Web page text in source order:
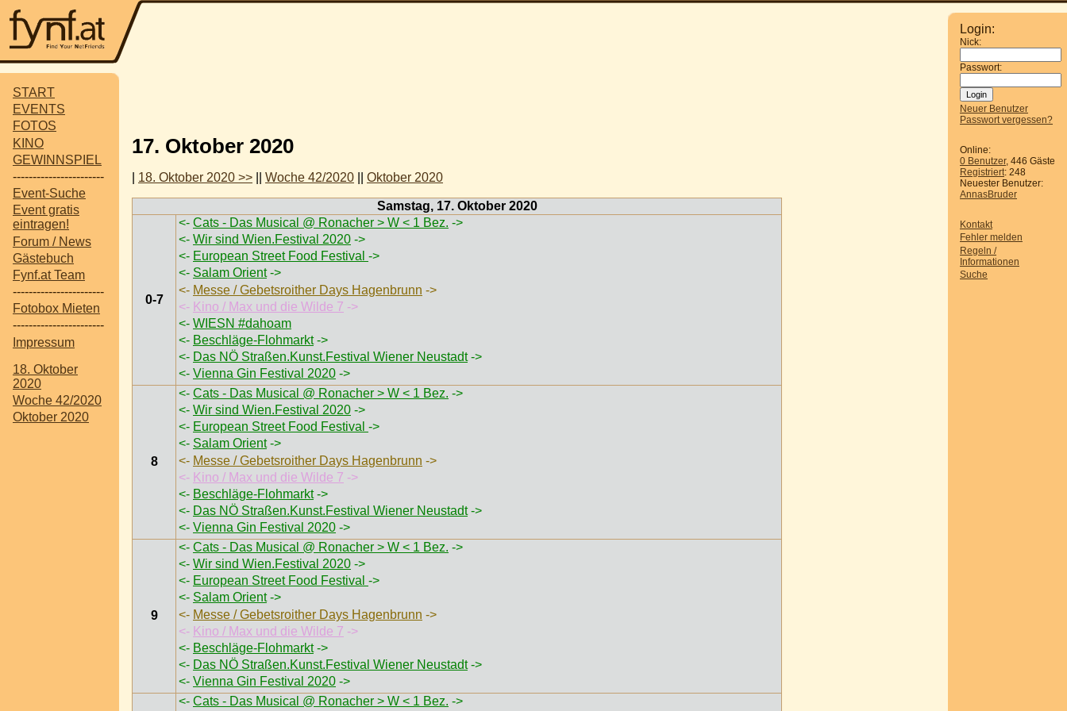
START
EVENTS
FOTOS
KINO
GEWINNSPIEL
-----------------------
Event-Suche
Event gratis
eintragen!
Forum / News
Gästebuch
Fynf.at Team
-----------------------
Fotobox Mieten
-----------------------
Impressum
18. Oktober
2020
Woche 42/2020
Oktober 2020
Login:
Nick:
Passwort:
Neuer Benutzer
Passwort vergessen?
Online:
0 Benutzer, 446 Gäste
Registriert: 248
Neuester Benutzer:
AnnasBruder
Kontakt
Fehler melden
Regeln /
Informationen
Suche
17. Oktober 2020
18. Oktober 2020 >> Woche 42/2020 Oktober 2020
Samstag, 17. Oktober 2020
0-7
<- Cats - Das Musical @ Ronacher > W < 1 Bez. ->
<- Wir sind Wien.Festival 2020 ->
<- European Street Food Festival ->
<- Salam Orient->
<- Messe / Gebetsroither Days Hagenbrunn ->
<- Kino / Max und die Wilde 7 ->
<- WIESN #dahoam
<- Beschläge-Flohmarkt->
<- Das NÖ Straßen.Kunst.Festival Wiener Neustadt->
<- Vienna Gin Festival 2020 ->
8
<- Cats - Das Musical @ Ronacher > W < 1 Bez. ->
<- Wir sind Wien.Festival 2020 ->
<- European Street Food Festival ->
<- Salam Orient->
<- Messe / Gebetsroither Days Hagenbrunn ->
<- Kino / Max und die Wilde 7 ->
<- Beschläge-Flohmarkt->
<- Das NÖ Straßen.Kunst.Festival Wiener Neustadt->
<- Vienna Gin Festival 2020 ->
9
<- Cats - Das Musical @ Ronacher > W < 1 Bez. ->
<- Wir sind Wien.Festival 2020 ->
<- European Street Food Festival ->
<- Salam Orient->
<- Messe / Gebetsroither Days Hagenbrunn ->
<- Kino / Max und die Wilde 7 ->
<- Beschläge-Flohmarkt->
<- Das NÖ Straßen.Kunst.Festival Wiener Neustadt->
<- Vienna Gin Festival 2020 ->
<- Cats - Das Musical @ Ronacher > W < 1 Bez. ->